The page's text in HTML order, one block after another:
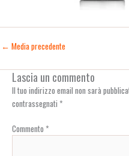
← Media precedente
Lascia un commento
Il tuo indirizzo email non sarà
contrassegnati *
Commento *